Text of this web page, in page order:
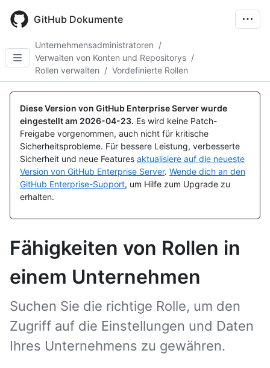
main
GitHub Dokumente
Unternehmensadministratoren /
Verwalten von Konten und Repositorys /
Rollen verwalten / Vordefinierte Rollen
Diese Version von GitHub Enterprise Server wurde
eingestellt am 2026-04-23. Es wird keine Patch-
Freigabe vorgenommen, auch nicht für kritische
Sicherheitsprobleme. Für bessere Leistung, verbesserte
Sicherheit und neue Features aktualisiere auf die neueste
Version von GitHub Enterprise Server. Wende dich an den
GitHub Enterprise-Support, um Hilfe zum Upgrade zu
erhalten.
Fähigkeiten von Rollen in
einem Unternehmen
Suchen Sie die richtige Rolle, um den
Zugriff auf die Einstellungen und Daten
Ihres Unternehmens zu gewähren.